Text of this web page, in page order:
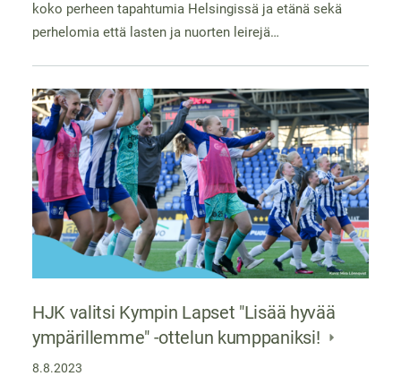
koko perheen tapahtumia Helsingissä ja etänä sekä
perhelomia että lasten ja nuorten leirejä…
HJK valitsi Kympin Lapset "Lisää hyvää
ympärillemme" -ottelun kumppaniksi!
8.8.2023